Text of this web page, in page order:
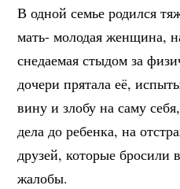
В одной семье родился
мать- молодая женщина,
снедаемая стыдом за
дочери прятала её,
вину и злобу на саму
дела до ребенка, на
друзей, которые бросили
жалобы.